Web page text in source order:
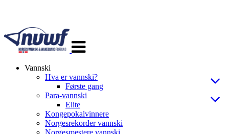
navigasjon
Vannski
Hva er vannski?
Første gang
Para-vannski
Elite
Kongepokalvinnere
Norgesrekorder vannski
Norgesmestere vannski